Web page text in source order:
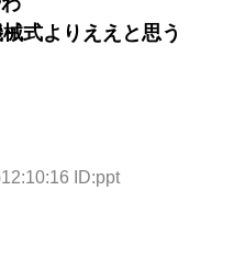
式よりええと思う
ID:ppt